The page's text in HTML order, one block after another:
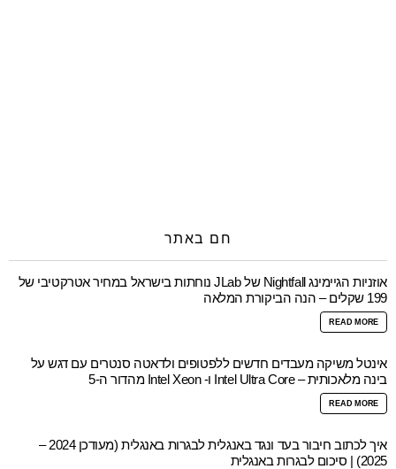
חם באתר
אוזניות הגיימינג Nightfall של JLab נוחתות בישראל במחיר אטרקטיבי של
199 שקלים – הנה הביקורת המלאה
READ MORE
אינטל משיקה מעבדים חדשים ללפטופים ולדאטה סנטרים עם דגש על
בינה מלאכותית – Intel Ultra Core ו- Intel Xeon מהדור ה-5
READ MORE
איך לכתוב חיבור בעד ונגד באנגלית לבגרות באנגלית (מעודכן 2024 –
2025) | סיכום לבגרות באנגלית